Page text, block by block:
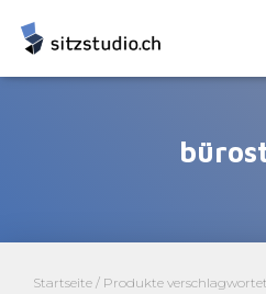
Startseite / Produkte